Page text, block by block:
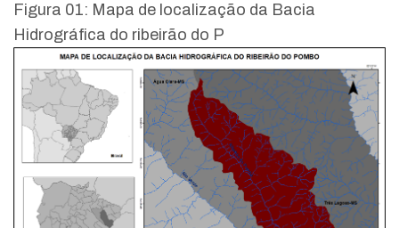
Figura 01: Mapa de localização da Bacia
Hidrográfica do ribeirão do P